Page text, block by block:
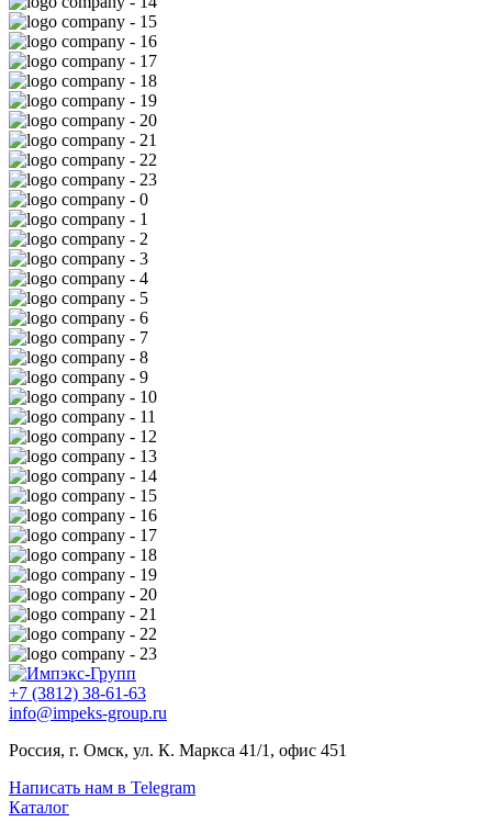
+7 (3812) 38-61-63
info@impeks-group.ru
Россия, г. Омск, ул. К. Маркса 41/1, офис 451
Написать нам в Telegram
Каталог